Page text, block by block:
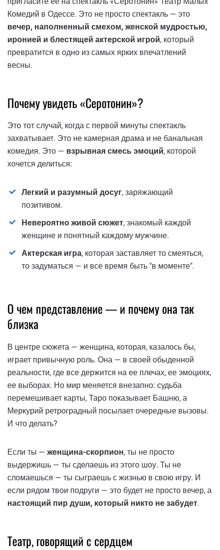
Комедий в Одессе. Это не просто спектакль — это
вечер, наполненный смехом, женской мудростью,
иронией и блестящей актерской игрой, который
превратится в одно из самых ярких впечатлений
весны.
Почему увидеть «Серотонин»?
Это тот случай, когда с первой минуты спектакль
захватывает. Это не камерная драма и не банальная
комедия. Это — взрывная смесь эмоций, которой
хочется делиться:
Легкий и разумный досуг, заряжающий
позитивом.
Невероятно живой сюжет, знакомый каждой
женщине и понятный каждому мужчине.
Актерская игра, которая заставляет то смеяться,
то задуматься — и все время быть "в моменте".
О чем представление — и почему она так
близка
В центре сюжета — женщина, которая, казалось бы,
играет привычную роль. Она — в своей обыденной
реальности, где все держится на ее плечах, ее эмоциях,
ее выборах. Но мир меняется внезапно: судьба
перемешивает карты, Таро показывает Башню, а
Меркурий ретроградный посылает очередные вызовы.
И что делать?
Если ты — женщина-скорпион, ты не просто
выдержишь — ты сделаешь из этого шоу. Ты не
сломаешься — ты сыграешь с жизнью в свою игру. И
если рядом твои подруги — это будет не просто вечер, а
настоящий пир души, который никто не забудет.
Театр, говорящий с сердцем